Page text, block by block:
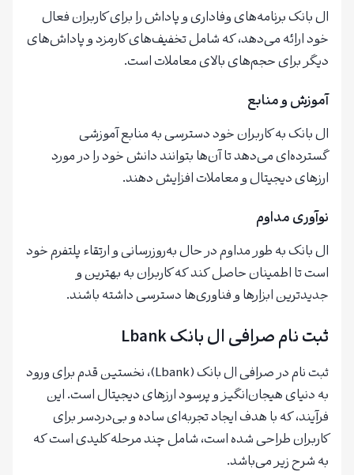
ال بانک برنامه‌های وفاداری و پاداش را برای کاربران فعال
خود ارائه می‌دهد، که شامل تخفیف‌های کارمزد و پاداش‌های
دیگر برای حجم‌های بالای معاملات است.
آموزش و منابع
ال بانک به کاربران خود دسترسی به منابع آموزشی
گسترده‌ای می‌دهد تا آن‌ها بتوانند دانش خود را در مورد
ارزهای دیجیتال و معاملات افزایش دهند.
نوآوری مداوم
ال بانک به طور مداوم در حال به‌روزرسانی و ارتقاء پلتفرم خود
است تا اطمینان حاصل کند که کاربران به بهترین و
جدیدترین ابزارها و فناوری‌ها دسترسی داشته باشند.
ثبت نام صرافی ال بانک Lbank
ثبت نام در صرافی ال بانک (Lbank)، نخستین قدم برای ورود
به دنیای هیجان‌انگیز و پرسود ارزهای دیجیتال است. این
فرآیند، که با هدف ایجاد تجربه‌ای ساده و بی‌دردسر برای
کاربران طراحی شده است، شامل چند مرحله کلیدی است که
به شرح زیر می‌باشد.